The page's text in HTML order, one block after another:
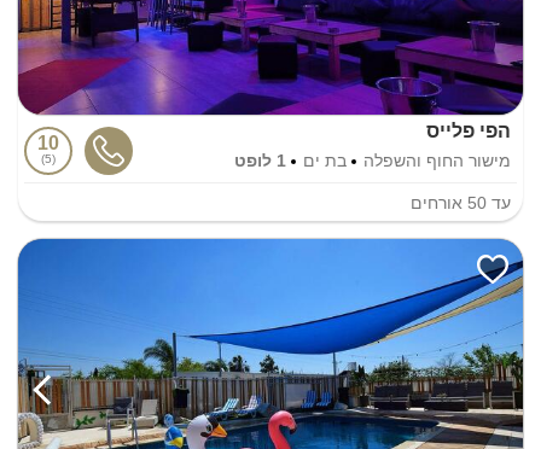
הפי פלייס
מישור החוף והשפלה בת ים 1 לופט
10
5
עד 50 אורחים